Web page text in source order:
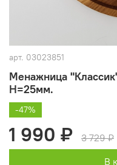
арт. 03023851
Менажница
Н=25мм.
-47%
1 990 ₽
3 729 ₽
В